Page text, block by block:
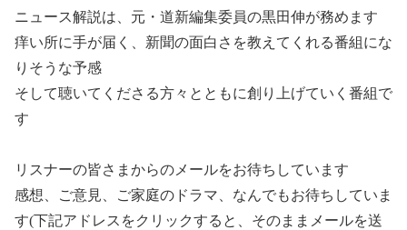
ニュース解説は、元・道新編集委員の黒田伸が務めます
痒い所に手が届く、新聞の面白さを教えてくれる番組にな
りそうな予感
そして聴いてくださる方々とともに創り上げていく番組で
す
リスナーの皆さまからのメールをお待ちしています
感想、ご意見、ご家庭のドラマ、なんでもお待ちしていま
す(下記アドレスをクリックすると、そのままメールを送